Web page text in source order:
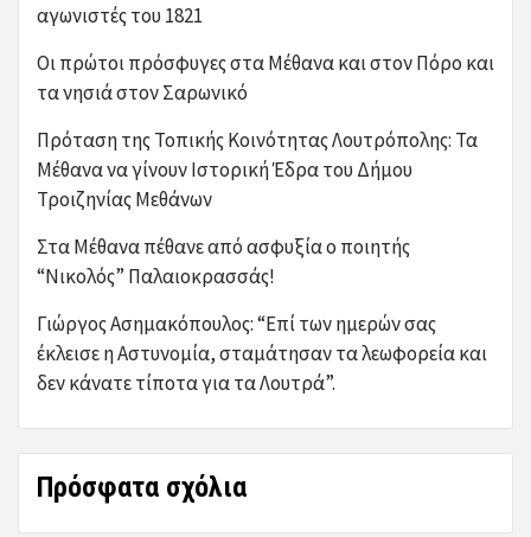
αγωνιστές του 1821
Οι πρώτοι πρόσφυγες στα Μέθανα και στον Πόρο και
τα νησιά στον Σαρωνικό
Πρόταση της Τοπικής Κοινότητας Λουτρόπολης: Τα
Μέθανα να γίνουν Ιστορική Έδρα του Δήμου
Τροιζηνίας Μεθάνων
Στα Μέθανα πέθανε από ασφυξία ο ποιητής
“Νικολός” Παλαιοκρασσάς!
Γιώργος Ασημακόπουλος: “Επί των ημερών σας
έκλεισε η Αστυνομία, σταμάτησαν τα λεωφορεία και
δεν κάνατε τίποτα για τα Λουτρά”.
Πρόσφατα σχόλια